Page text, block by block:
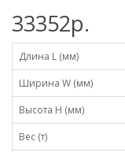
33352р.
Длина L (мм)
Ширина W (мм)
Высота H (мм)
Вес (т)